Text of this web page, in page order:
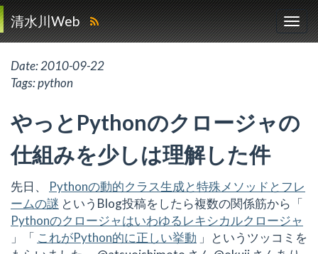
清水川Web
Date:2010-09-22
Tags:python
やっとPythonのクロージャの
仕組みを少しは理解した件
先日、 Pythonの動的クラス生成と特殊メソッドとフレ
ームの謎 というBlog投稿をしたら複数の関係筋から「
Pythonのクロージャはいわゆるレキシカルクロージャ
」「 これがPython的に正しい挙動 」というツッコミを